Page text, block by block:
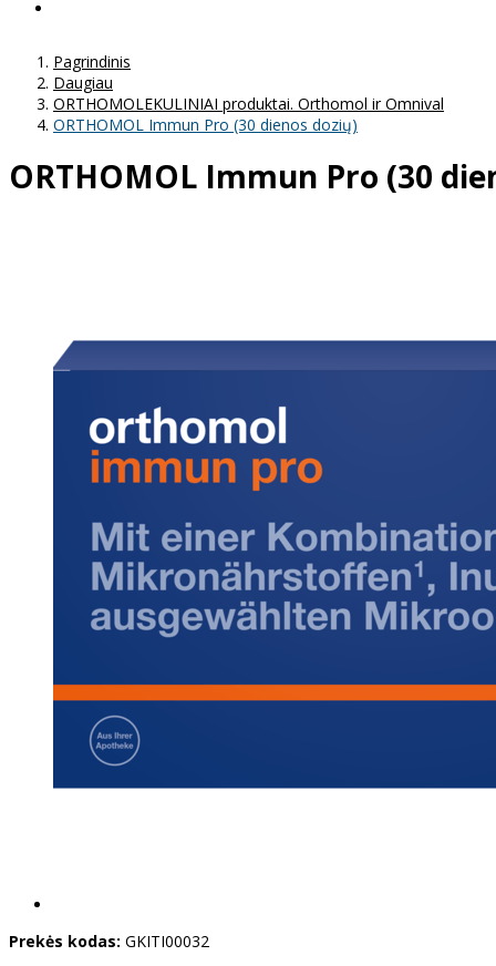
Pagrindinis
Daugiau
ORTHOMOLEKULINIAI produktai. Orthomol ir Omnival
ORTHOMOL Immun Pro (30 dienos dozių)
ORTHOMOL Immun Pro (30
Prekės kodas: GKITI00032